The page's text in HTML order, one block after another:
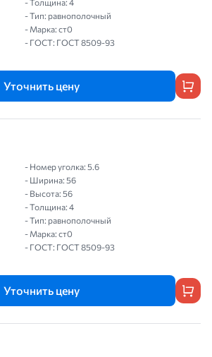
- Толщина: 4
- Тип: равнополочный
- Марка: ст0
- ГОСТ: ГОСТ 8509-93
Уточнить цену
- Номер уголка: 5.6
- Ширина: 56
- Высота: 56
- Толщина: 4
- Тип: равнополочный
- Марка: ст0
- ГОСТ: ГОСТ 8509-93
Уточнить цену